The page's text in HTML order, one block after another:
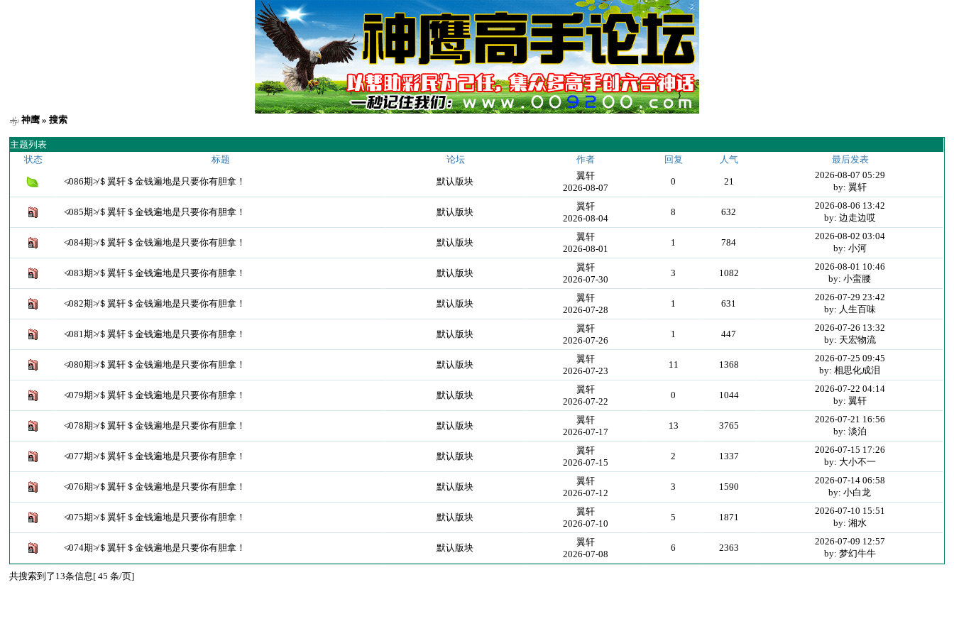
神鹰 » 搜索
主题列表
状态
标题 论坛 作者 回复 人气 最后发表
≮086期≯＄翼轩＄金钱遍地是只要你有胆拿！ 默认版块
翼轩
2026-08-07
0 21
2026-08-07 05:29
by: 翼轩
≮085期≯＄翼轩＄金钱遍地是只要你有胆拿！ 默认版块
翼轩
2026-08-04
8 632
2026-08-06 13:42
by: 边走边哎
≮084期≯＄翼轩＄金钱遍地是只要你有胆拿！ 默认版块
翼轩
2026-08-01
1 784
2026-08-02 03:04
by: 小河
≮083期≯＄翼轩＄金钱遍地是只要你有胆拿！ 默认版块
翼轩
2026-07-30
3 1082
2026-08-01 10:46
by: 小蛮腰
≮082期≯＄翼轩＄金钱遍地是只要你有胆拿！ 默认版块
翼轩
2026-07-28
1 631
2026-07-29 23:42
by: 人生百味
≮081期≯＄翼轩＄金钱遍地是只要你有胆拿！ 默认版块
翼轩
2026-07-26
1 447
2026-07-26 13:32
by: 天宏物流
≮080期≯＄翼轩＄金钱遍地是只要你有胆拿！ 默认版块
翼轩
2026-07-23
11 1368
2026-07-25 09:45
by: 相思化成泪
≮079期≯＄翼轩＄金钱遍地是只要你有胆拿！ 默认版块
翼轩
2026-07-22
0 1044
2026-07-22 04:14
by: 翼轩
≮078期≯＄翼轩＄金钱遍地是只要你有胆拿！ 默认版块
翼轩
2026-07-17
13 3765
2026-07-21 16:56
by: 淡泊
≮077期≯＄翼轩＄金钱遍地是只要你有胆拿！ 默认版块
翼轩
2026-07-15
2 1337
2026-07-15 17:26
by: 大小不一
≮076期≯＄翼轩＄金钱遍地是只要你有胆拿！ 默认版块
翼轩
2026-07-12
3 1590
2026-07-14 06:58
by: 小白龙
≮075期≯＄翼轩＄金钱遍地是只要你有胆拿！ 默认版块
翼轩
2026-07-10
5 1871
2026-07-10 15:51
by: 湘水
≮074期≯＄翼轩＄金钱遍地是只要你有胆拿！ 默认版块
翼轩
2026-07-08
6 2363
2026-07-09 12:57
by: 梦幻牛牛
共搜索到了13条信息[ 45 条/页]